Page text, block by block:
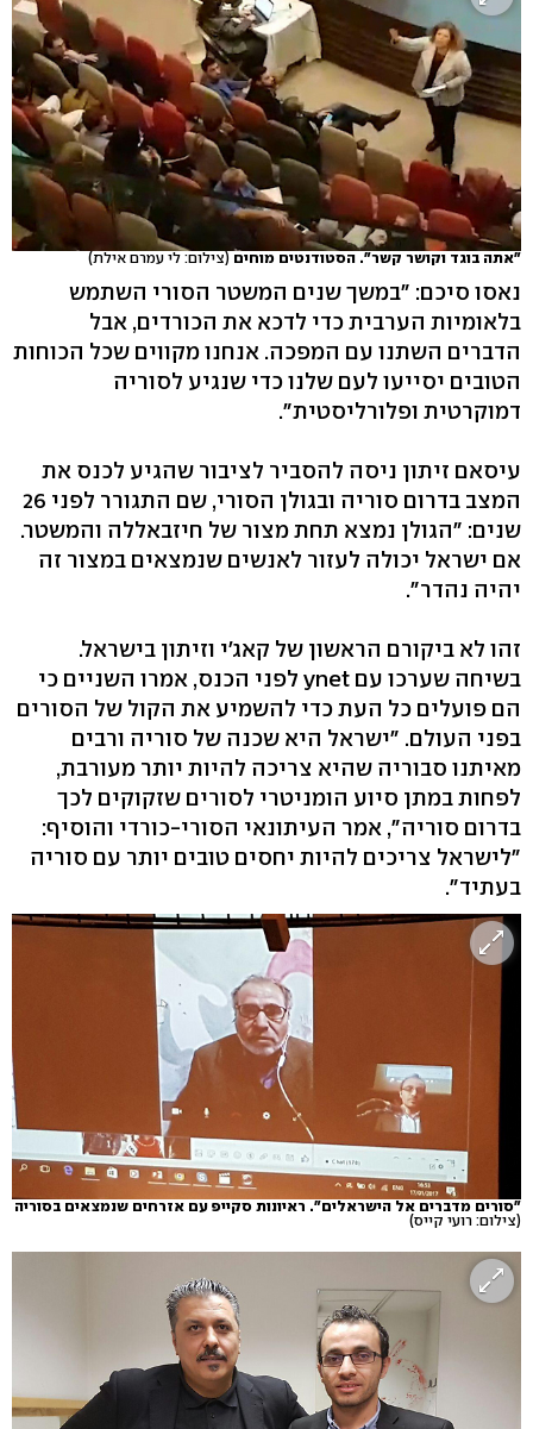
"אתה בוגד וקושר קשר". הסטודנטים מוחים(צילום: לי עמרם אילת)
נאסו סיכם: "במשך שנים המשטר הסורי השתמש
בלאומיות הערבית כדי לדכא את הכורדים, אבל
הדברים השתנו עם המפכה. אנחנו מקווים שכל הכוחות
הטובים יסייעו לעם שלנו כדי שנגיע לסוריה
דמוקרטית ופלורליסטית".
עיסאם זיתון ניסה להסביר לציבור שהגיע לכנס את
המצב בדרום סוריה ובגולן הסורי, שם התגורר לפני 26
שנים: "הגולן נמצא תחת מצור של חיזבאללה והמשטר.
אם ישראל יכולה לעזור לאנשים שנמצאים במצור זה
יהיה נהדר".
זהו לא ביקורם הראשון של קאג'י וזיתון בישראל.
בשיחה שערכו עם ynet לפני הכנס, אמרו השניים כי
הם פועלים כל העת כדי להשמיע את הקול של הסורים
בפני העולם. "ישראל היא שכנה של סוריה ורבים
מאיתנו סבוריה שהיא צריכה להיות יותר מעורבת,
לפחות במתן סיוע הומניטרי לסורים שזקוקים לכך
בדרום סוריה", אמר העיתונאי הסורי-כורדי והוסיף:
"לישראל צריכים להיות יחסים טובים יותר עם סוריה
בעתיד".
"סורים מדברים אל הישראלים". ראיונות סקייפ עם אזרחים שנמצאים בסוריה
(צילום: רועי קייס)